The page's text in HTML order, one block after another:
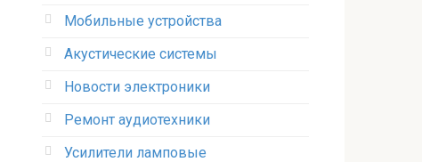
Мобильные устройства
Акустические системы
Новости электроники
Ремонт аудиотехники
Усилители ламповые